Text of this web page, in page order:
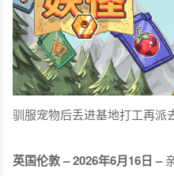
驯服宠物后丢进基地打工再派
英国伦敦 – 2026年6月16日 –